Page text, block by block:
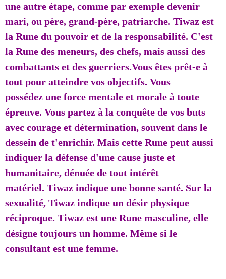
une autre étape, comme par exemple devenir
mari, ou père, grand-père, patriarche. Tiwaz est
la Rune du pouvoir et de la responsabilité. C'est
la Rune des meneurs, des chefs, mais aussi des
combattants et des guerriers.Vous êtes prêt-e à
tout pour atteindre vos objectifs. Vous
possédez une force mentale et morale à toute
épreuve. Vous partez à la conquête de vos buts
avec courage et détermination, souvent dans le
dessein de t'enrichir. Mais cette Rune peut aussi
indiquer la défense d'une cause juste et
humanitaire, dénuée de tout intérêt
matériel. Tiwaz indique une bonne santé. Sur la
sexualité, Tiwaz indique un désir physique
réciproque. Tiwaz est une Rune masculine, elle
désigne toujours un homme. Même si le
consultant est une femme.